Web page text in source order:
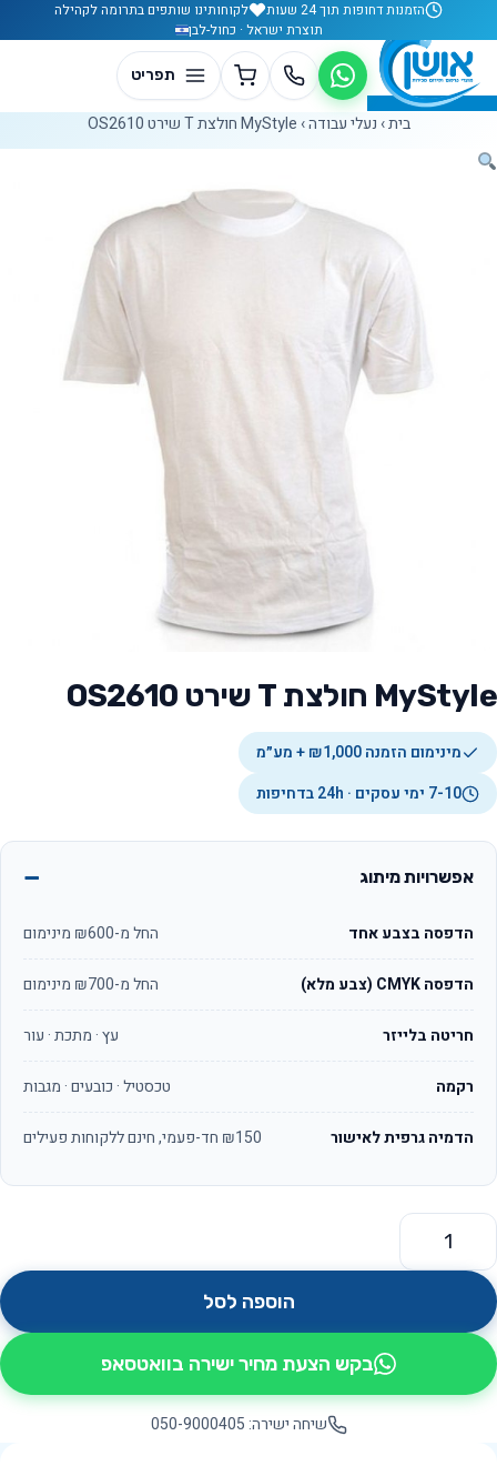
דלג לתוכןהזמנות דחופות תוך 24 שעות
לקוחותינו שותפים בתרומה לקהילה
תוצרת ישראל · כחול-לבן
בית› נעלי עבודה›
MyStyle חולצת T שירט OS2610
מינימום הזמנה ₪1,000 + מע״מ
7-10 ימי עסקים · 24h בדחיפות
אפשרויות מיתוג
הדפסה בצבע אחד החל מ-₪600 מינימום
הדפסה CMYK (צבע מלא) החל מ-₪700 מינימום
חריטה בלייזר עץ · מתכת · עור
רקמה טכסטיל · כובעים · מגבות
הדמיה גרפית לאישור ₪150 חד-פעמי, חינם ללקוחות פעילים
כמות של MyStyle חולצת T שירט OS2610
הוספה לסל
בקש הצעת מחיר ישירה בוואטסאפ
שיחה ישירה: 050-9000405